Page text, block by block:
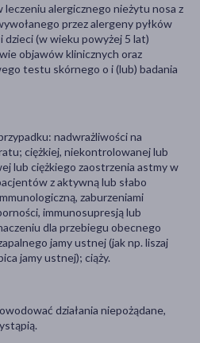
alergicznego nieżytu nosa z
przez alergeny pyłków
dzieci (w wieku powyżej 5 lat)
objawów klinicznych oraz
testu skórnego o i (lub) badania
nadwrażliwości na
ciężkiej, niekontrolowanej lub
lub ciężkiego zaostrzenia astmy w
z aktywną lub słabo
zaburzeniami
immunosupresją lub
dla przebiegu obecnego
jamy ustnej (jak np. liszaj
jamy ustnej); ciąży.
działania niepożądane,